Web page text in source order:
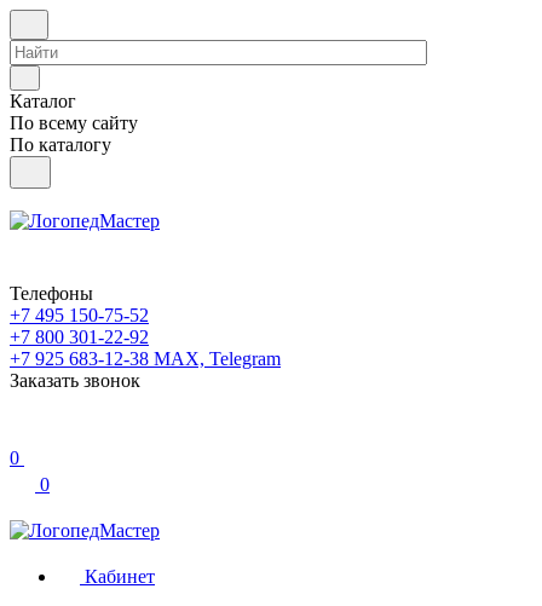
Каталог
По всему сайту
По каталогу
Телефоны
+7 495 150-75-52
+7 800 301-22-92
+7 925 683-12-38 MAX, Telegram
Заказать звонок
0
0
Кабинет